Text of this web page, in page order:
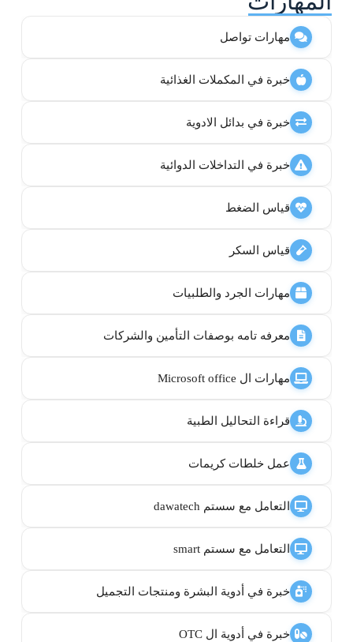
مهارات تواصل
خبرة في المكملات الغذائية
خبرة في بدائل الادوية
خبرة في التداخلات الدوائية
قياس الضغط
قياس السكر
مهارات الجرد والطلبيات
معرفه تامه بوصفات التأمين والشركات
مهارات ال Microsoft office
قراءة التحاليل الطبية
عمل خلطات كريمات
التعامل مع سستم dawatech
التعامل مع سستم smart
خبرة في أدوية البشرة ومنتجات التجميل
خبرة في أدوية ال OTC